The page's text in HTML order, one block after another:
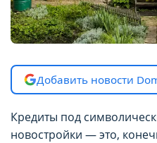
Добавить новости
Кредиты под
новостройки — это,